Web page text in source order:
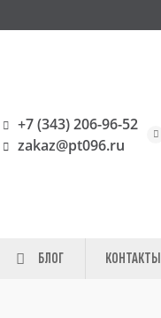
+7 (343) 206-96-52
zakaz@pt096.ru
БЛОГ КОНТАКТЫ